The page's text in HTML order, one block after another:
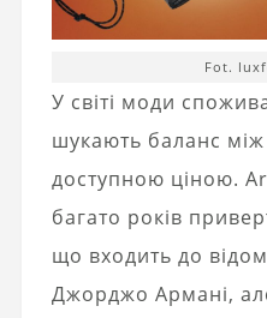
Fot.
У світі моди
шукають баланс між
доступною ціною.
багато років
що входить до
Джорджо Армані,